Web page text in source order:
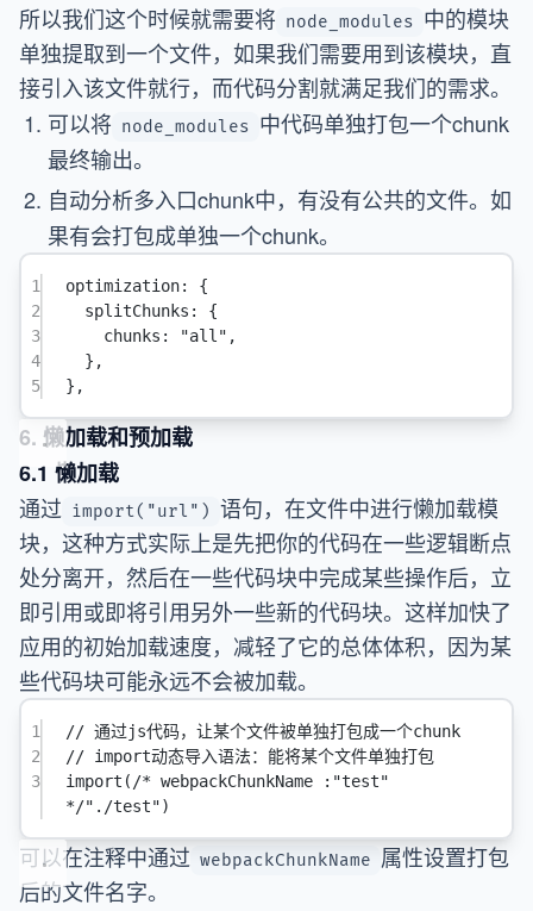
所以我们这个时候就需要将 node_modules 中的模块
单独提取到一个文件，如果我们需要用到该模块，直
接引入该文件就行，而代码分割就满足我们的需求。
可以将 node_modules 中代码单独打包一个chunk
最终输出。
自动分析多入口chunk中，有没有公共的文件。如
果有会打包成单独一个chunk。
1 optimization: {
2
splitChunks : {
3
chunks : "all" ,
4
},
5
},
6. 懒加载和预加载
6.1 懒加载
通过 import("url") 语句，在文件中进行懒加载模
块，这种方式实际上是先把你的代码在一些逻辑断点
处分离开，然后在一些代码块中完成某些操作后，立
即引用或即将引用另外一些新的代码块。这样加快了
应用的初始加载速度，减轻了它的总体体积，因为某
些代码块可能永远不会被加载。
1
// 通过js代码，让某个文件被单独打包成一个chunk
2
// import动态导入语法：能将某个文件单独打包
3
import ( /* webpackChunkName :"test"
*/"./test")
可以在注释中通过 webpackChunkName 属性设置打包
后的文件名字。